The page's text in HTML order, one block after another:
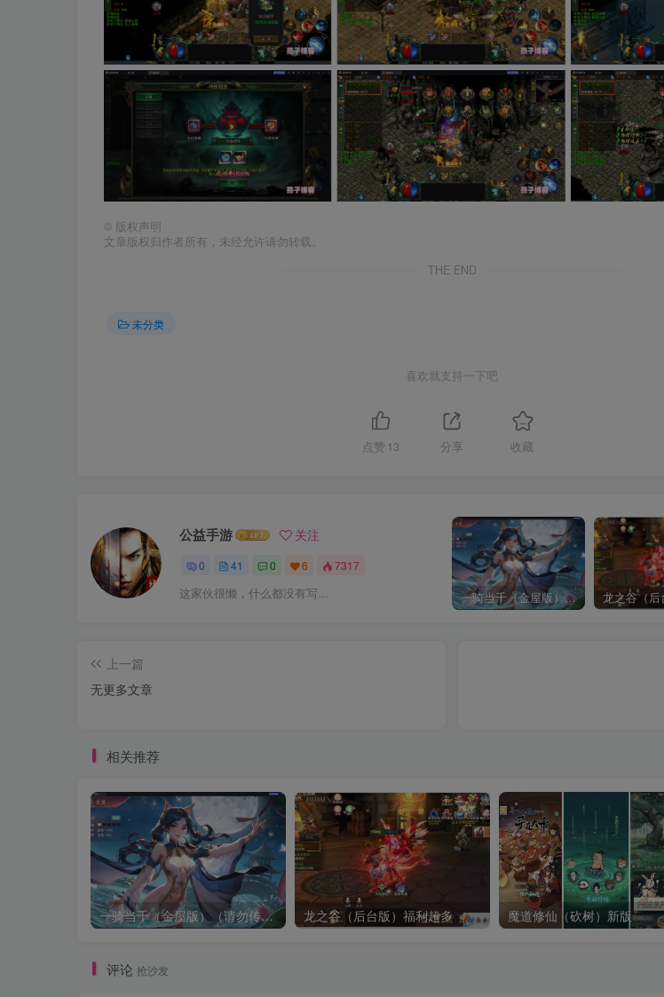
© 版权声明
文章版权归作者所有，未经允许请勿转载。
THE END
未分类
喜欢就支持一下吧
点赞 13 分享 收藏
公益手游 关注
0 41 0 6 7317
这家伙很懒，什么都没有写... 一骑当千（金屋版）（请勿传播宣传谢谢了，有点儿违禁）
上一篇
无更多文章
相关推荐
一骑当千（金屋版）（请勿传播宣传谢谢了，有点儿违禁） 龙之谷（后台版）福利超多 魔道修仙（砍树）新版
评论 抢沙发